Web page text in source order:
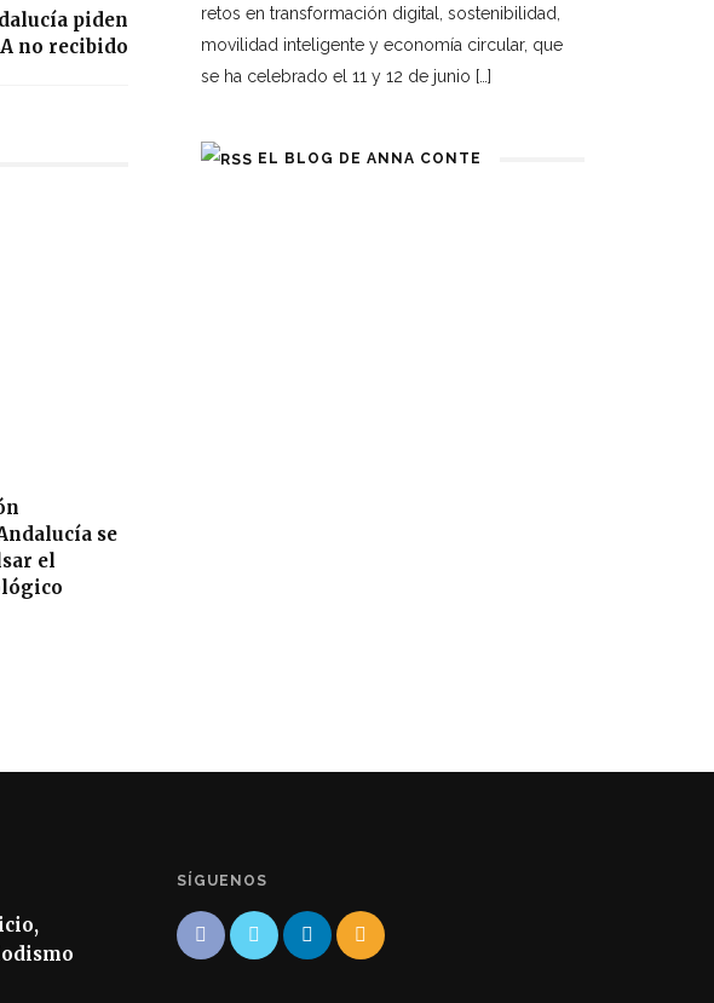
piden
no recibido
se
el
retos en transformación digital, sostenibilidad,
movilidad inteligente y economía circular, que
se ha celebrado el 11 y 12 de junio […]
EL BLOG DE ANNA CONTE
SÍGUENOS